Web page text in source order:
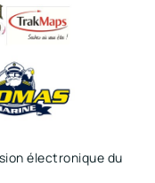
électronique du